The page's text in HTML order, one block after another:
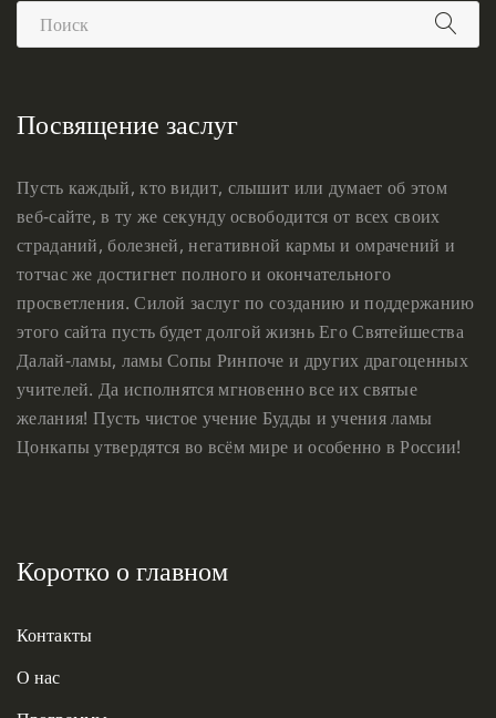
Посвящение заслуг
Пусть каждый, кто видит, слышит или думает об этом
веб-сайте, в ту же секунду освободится от всех своих
страданий, болезней, негативной кармы и омрачений и
тотчас же достигнет полного и окончательного
просветления. Силой заслуг по созданию и поддержанию
этого сайта пусть будет долгой жизнь Его Святейшества
Далай-ламы, ламы Сопы Ринпоче и других драгоценных
учителей. Да исполнятся мгновенно все их святые
желания! Пусть чистое учение Будды и учения ламы
Цонкапы утвердятся во всём мире и особенно в России!
Коротко о главном
Контакты
О нас